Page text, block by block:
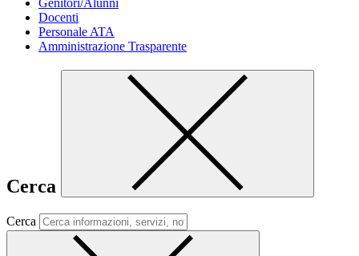
Genitori/Alunni
Docenti
Personale ATA
Amministrazione Trasparente
Cerca
Cerca